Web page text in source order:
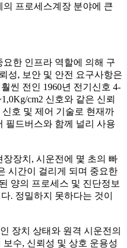
프로세스계장 분야에 큰
한 인프라 역할에 의해 구
성, 보안 및 안전 요구사항은
씬 전인 1960년 전기신호 4-
cm2 신호와 같은 신뢰
호 및 제어 기술로 현재까
필드버스와 함께 널리 사용
장치, 시운전에 몇 초의 빠
시간이 걸리게 되며 중요한
양의 프로세스 및 진단정보
. 정밀하지 못하다는 것이
장치 상태와 원격 시운전의
수, 신뢰성 및 상호 운용성